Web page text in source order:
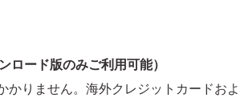
ロード版のみご利用可能）
かりません。海外クレジットカードお